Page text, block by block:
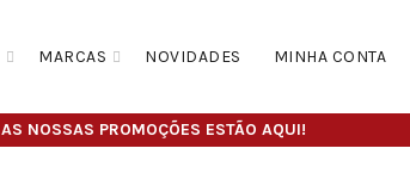
MARCAS NOVIDADES MINHA CONTA
AS NOSSAS PROMOÇÕES ESTÃO AQUI!